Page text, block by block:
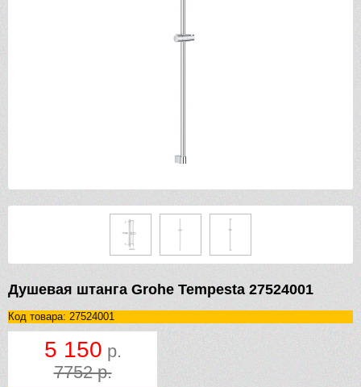
Душевая штанга Grohe Tempesta 27524001
Код товара: 27524001
5 150 р.
7752 р.